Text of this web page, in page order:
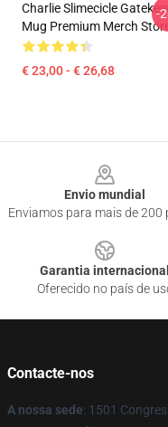
Charlie Slimecicle
Mug Premium Merch Store
€ 23,00 - € 26,68
-
Envio mundial
Enviamos para mais de 200
Garantia internacional
Oferecido no país de
Contacte-nos
A nossa sede: 1501